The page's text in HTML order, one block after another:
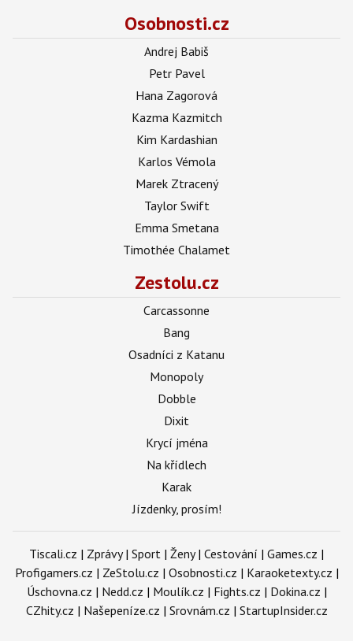
Osobnosti.cz
Andrej Babiš
Petr Pavel
Hana Zagorová
Kazma Kazmitch
Kim Kardashian
Karlos Vémola
Marek Ztracený
Taylor Swift
Emma Smetana
Timothée Chalamet
Zestolu.cz
Carcassonne
Bang
Osadníci z Katanu
Monopoly
Dobble
Dixit
Krycí jména
Na křídlech
Karak
Jízdenky, prosím!
Tiscali.cz | Zprávy| Sport | Ženy| Cestování | Games.cz |
Profigamers.cz | ZeStolu.cz | Osobnosti.cz | Karaoketexty.cz |
Úschovna.cz | Nedd.cz | Moulík.cz | Fights.cz | Dokina.cz |
CZhity.cz | Našepeníze.cz | Srovnám.cz | StartupInsider.cz